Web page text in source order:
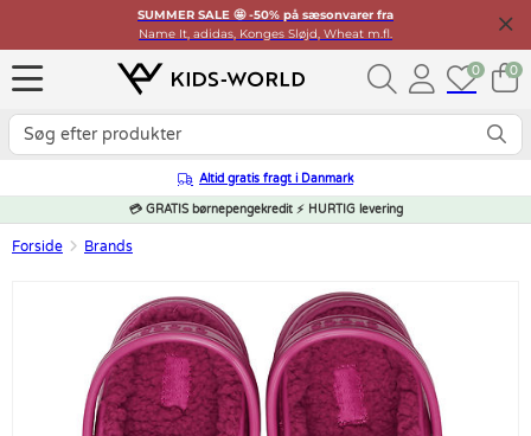
SUMMER SALE 🤩 -50% på sæsonvarer fra
Name It, adidas, Konges Sløjd, Wheat m.fl.
0 0
Altid gratis fragt i Danmark
💳 GRATIS børnepengekredit ⚡ HURTIG levering
Forside Brands